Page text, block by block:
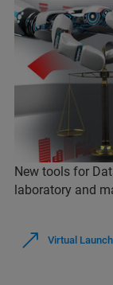
New tools for
laboratory and
Virtual Launch